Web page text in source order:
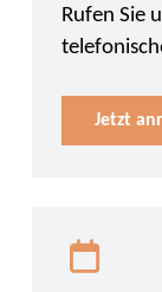
Rufen Sie
Jetzt